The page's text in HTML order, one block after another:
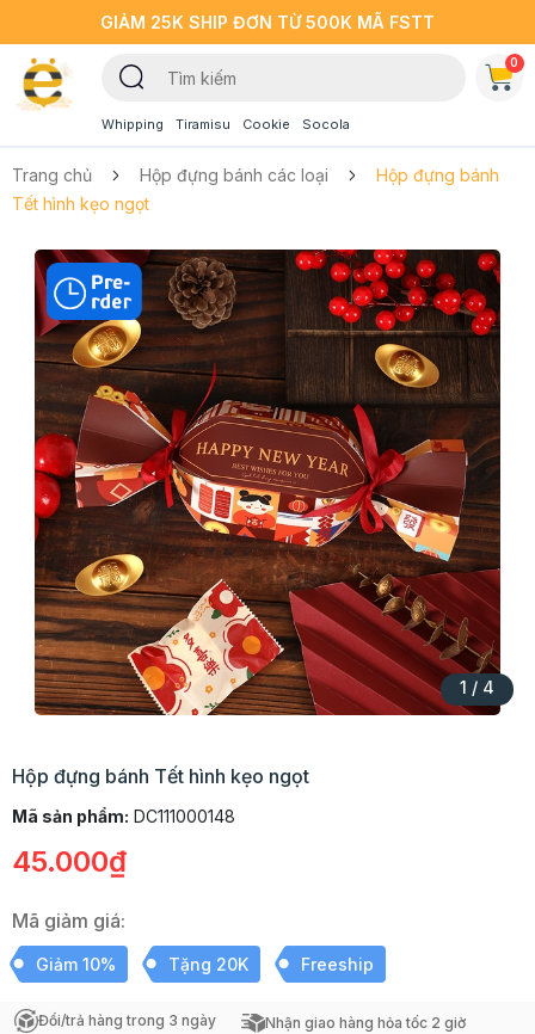
GIẢM 25K SHIP ĐƠN TỪ 500K MÃ FSTT
Whipping Tiramisu Cookie Socola
0
Trang chủ Hộp đựng bánh các loại
Hộp đựng bánh
Tết hình kẹo ngọt
1 / 4
Hộp đựng bánh Tết hình kẹo ngọt
Mã sản phẩm: DC111000148
45.000₫
Mã giảm giá:
Giảm 10% Tặng 20K Freeship
Đổi/trả hàng trong 3 ngày Nhận giao hàng hỏa tốc 2 giờ